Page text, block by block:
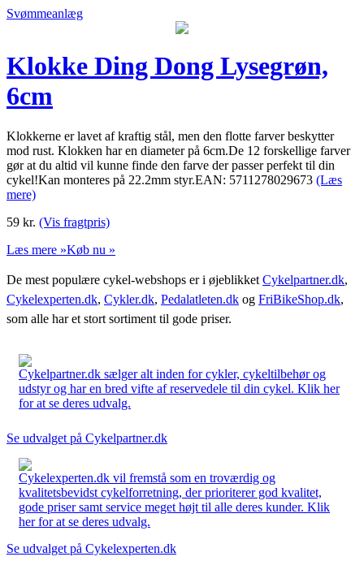
Svømmeanlæg
Klokke Ding Dong Lysegrøn,
6cm
Klokkerne er lavet af kraftig stål, men den flotte farver beskytter
mod rust. Klokken har en diameter på 6cm.De 12 forskellige farver
gør at du altid vil kunne finde den farve der passer perfekt til din
cykel!Kan monteres på 22.2mm styr.EAN: 5711278029673 (Læs
mere)
59 kr. (Vis fragtpris)
Læs mere »Køb nu »
De mest populære cykel-webshops er i øjeblikket Cykelpartner.dk,
Cykelexperten.dk, Cykler.dk, Pedalatleten.dk og FriBikeShop.dk,
som alle har et stort sortiment til gode priser.
Cykelpartner.dk sælger alt inden for cykler, cykeltilbehør og
udstyr og har en bred vifte af reservedele til din cykel. Klik her
for at se deres udvalg.
Se udvalget på Cykelpartner.dk
Cykelexperten.dk vil fremstå som en troværdig og
kvalitetsbevidst cykelforretning, der prioriterer god kvalitet,
gode priser samt service meget højt til alle deres kunder. Klik
her for at se deres udvalg.
Se udvalget på Cykelexperten.dk